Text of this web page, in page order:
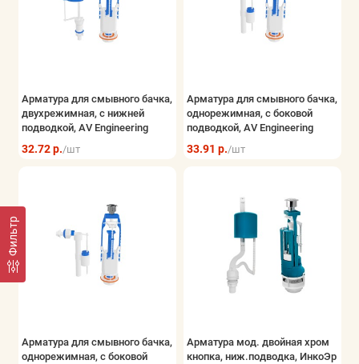
Фильтр
Арматура для смывного бачка,
двухрежимная, с нижней
подводкой, AV Engineering
32.72 р./шт
Арматура для смывного бачка,
однорежимная, с боковой
подводкой, AV Engineering
33.91 р./шт
Арматура для смывного бачка,
однорежимная, с боковой
Арматура мод. двойная хром
кнопка, ниж.подводка, ИнкоЭр